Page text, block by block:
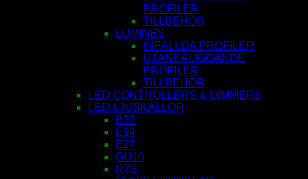
PROFILER
TILLBEHÖR
LUMINES
INFÄLLDA PROFILER
UTANPÅLIGGANDE
PROFILER
TILLBEHÖR
LED CONTROLLERS & DIMMERS
LED LJUSKÄLLOR
B22
E14
E27
GU10
R7S